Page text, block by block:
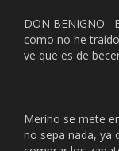
DON
como no he
ve que es de
Merino se mete
no sepa nada, ya